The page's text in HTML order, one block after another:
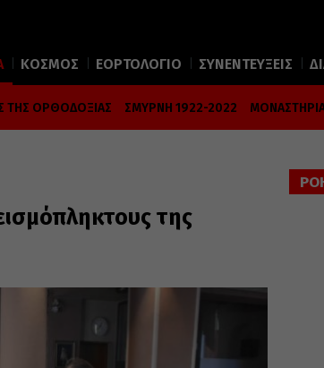
ΚΟΣΜΟΣ ΕΟΡΤΟΛΟΓΙΟ ΣΥΝΕΝΤΕΥΞΕΙΣ
ΤΗΣ ΟΡΘΟΔΟΞΙΑΣ ΣΜΥΡΝΗ 1922-2022
της